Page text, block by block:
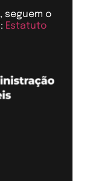
seguem o
Estatuto